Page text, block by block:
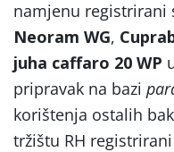
namjenu registrirani
Neoram WG,
juha caffaro 20 WP
pripravak na bazi
korištenja ostalih
tržištu RH